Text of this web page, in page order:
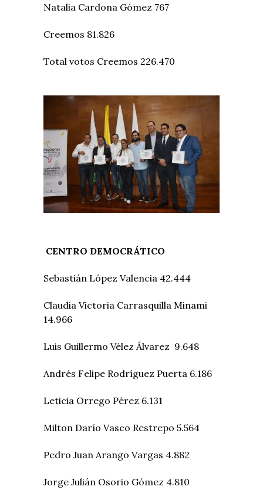
Natalia Cardona Gómez 767
Creemos 81.826
Total votos Creemos 226.470
CENTRO DEMOCRÁTICO
Sebastián López Valencia 42.444
Claudia Victoria Carrasquilla Minami
14.966
Luis Guillermo Vélez Álvarez 9.648
Andrés Felipe Rodríguez Puerta 6.186
Leticia Orrego Pérez 6.131
Milton Darío Vasco Restrepo 5.564
Pedro Juan Arango Vargas 4.882
Jorge Julián Osorio Gómez 4.810